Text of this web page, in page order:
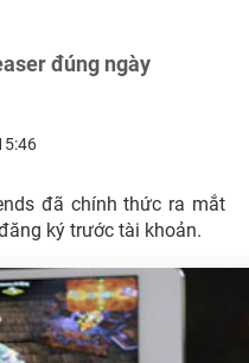
đúng ngày
đã chính thức ra mắt
ký trước tài khoản.